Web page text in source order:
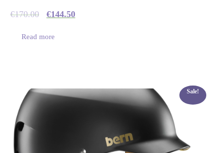
€170.00 €144.50
Read more
Sale!